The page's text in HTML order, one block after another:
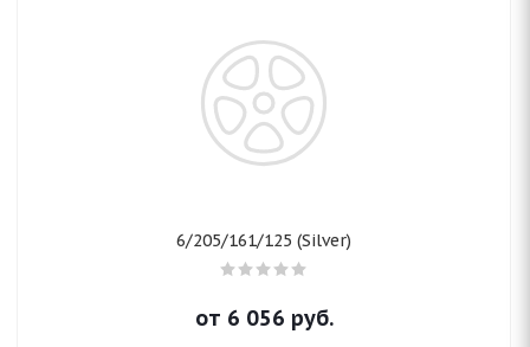
6/205/161/125 (Silver)
от 6 056 руб.